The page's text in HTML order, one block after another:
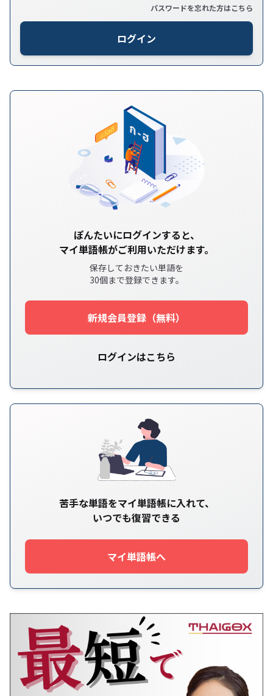
パスワードを忘れた方はこちら
ログイン
ぽんたいにログインすると、
マイ単語帳がご利用いただけます。
保存しておきたい単語を
30個まで登録できます。
新規会員登録（無料）
ログインはこちら
苦手な単語をマイ単語帳に入れて、
いつでも復習できる
マイ単語帳へ